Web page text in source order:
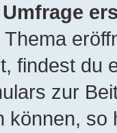
findest du
zur
können,